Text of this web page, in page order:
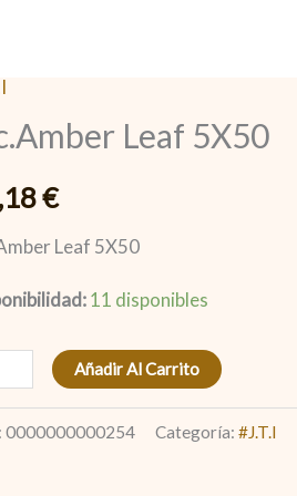
Leaf 5X50
€
Leaf 5X50
11 disponibles
Añadir Al Carrito
0000000000254 Categoría: #J.T.I